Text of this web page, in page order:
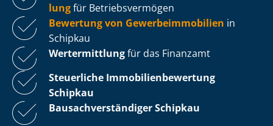
lungfür Be­triebs­ver­mö­gen
Bewertung von Ge­wer­be­im­mo­bi­li­en in
Schipkau
Wertermittlungfür das Finanzamt
Steuerliche Im­mo­bi­li­en­be­wer­tung
Schipkau
Bau­sach­ver­stän­di­ger Schipkau